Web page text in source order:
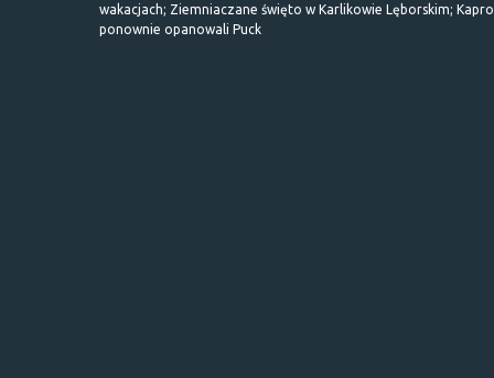
wakacjach; Ziemniaczane święto w Karlikowie Lęborskim;
ponownie opanowali Puck